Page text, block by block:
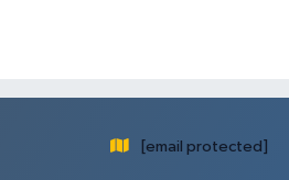
[email protected]